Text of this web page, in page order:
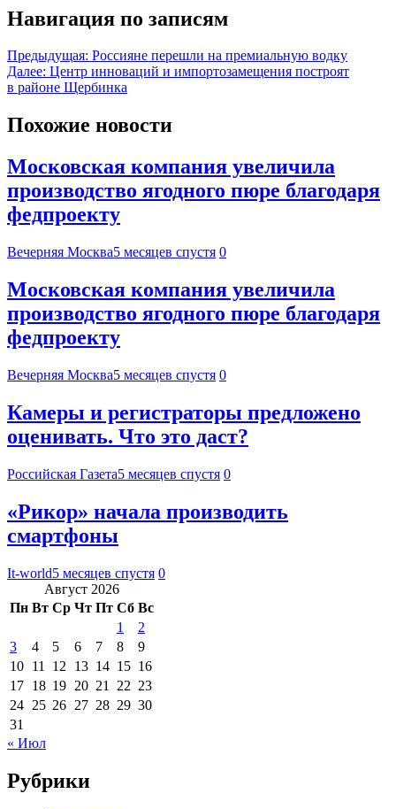
Навигация по записям
Предыдущая: Россияне перешли на премиальную водку
Далее: Центр инноваций и импортозамещения построят
в районе Щербинка
Похожие новости
Московская компания увеличила
производство ягодного пюре благодаря
федпроекту
Вечерняя Москва5 месяцев спустя 0
Московская компания увеличила
производство ягодного пюре благодаря
федпроекту
Вечерняя Москва5 месяцев спустя 0
Камеры и регистраторы предложено
оценивать. Что это даст?
Российская Газета5 месяцев спустя 0
«Рикор» начала производить
смартфоны
It-world5 месяцев спустя 0
Август 2026
Пн Вт Ср Чт Пт Сб Вс
1
2
3
4 5 6 7 8
9
10 11 12 13 14 15 16
17 18 19 20 21 22 23
24 25 26 27 28 29 30
31
« Июл
Рубрики